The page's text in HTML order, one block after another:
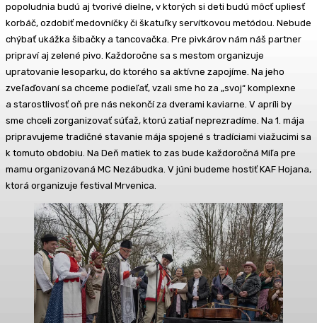
popoludnia budú aj tvorivé dielne, v ktorých si deti budú môcť upliesť
korbáč, ozdobiť medovníčky či škatuľky servítkovou metódou. Nebude
chýbať ukážka šibačky a tancovačka. Pre pivkárov nám náš partner
pripraví aj zelené pivo. Každoročne sa s mestom organizuje
upratovanie lesoparku, do ktorého sa aktívne zapojíme. Na jeho
zveľaďovaní sa chceme podieľať, vzali sme ho za „svoj“ komplexne
a starostlivosť oň pre nás nekončí za dverami kaviarne. V apríli by
sme chceli zorganizovať súťaž, ktorú zatiaľ neprezradíme. Na 1. mája
pripravujeme tradičné stavanie mája spojené s tradíciami viažucimi sa
k tomuto obdobiu. Na Deň matiek to zas bude každoročná Míľa pre
mamu organizovaná MC Nezábudka. V júni budeme hostiť KAF Hojana,
ktorá organizuje festival Mrvenica.